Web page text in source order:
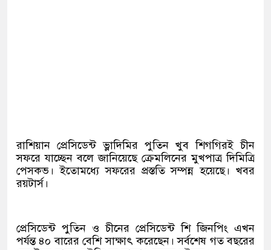
রাশিয়ান প্রেসিডেন্ট ভ্লাদিমির পুতিন খুব শিগগিরই চীন
সফরে যাচ্ছেন বলে জানিয়েছে ক্রেমলিনের মুখপাত্র দিমিত্রি
পেসকভ। ইতোমধ্যে সফরের প্রস্ততি সম্পন্ন হয়েছে। খবর
রয়টার্স।
প্রেসিডেন্ট পুতিন ও চীনের প্রেসিডেন্ট শি জিনপিং এখন
পর্যন্ত ৪০ বারের বেশি সাক্ষাৎ করেছেন। সর্বশেষ গত বছরের